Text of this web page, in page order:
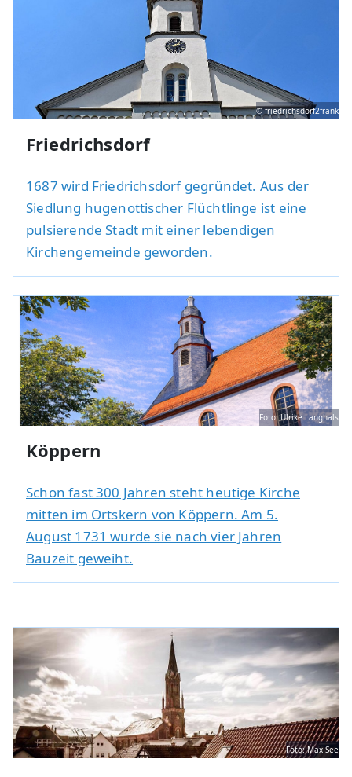
© friedrichsdorf2frank
Friedrichsdorf
1687 wird Friedrichsdorf gegründet. Aus der
Siedlung hugenottischer Flüchtlinge ist eine
pulsierende Stadt mit einer lebendigen
Kirchengemeinde geworden.
Foto: Ulrike Langhals
Köppern
Schon fast 300 Jahren steht heutige Kirche
mitten im Ortskern von Köppern. Am 5.
August 1731 wurde sie nach vier Jahren
Bauzeit geweiht.
Foto: Max See